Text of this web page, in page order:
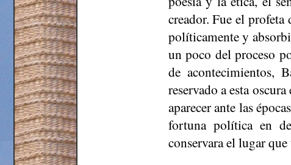
creador. Fue el
políticamente y
un poco del proceso
de acontecimientos,
reservado a esta
aparecer ante las
fortuna política en
conservara el lugar